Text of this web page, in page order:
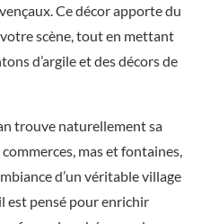
Ce décor apporte du
scène, tout en mettant
d’argile et des décors de
trouve naturellement sa
mas et fontaines,
d’un véritable village
est pensé pour enrichir